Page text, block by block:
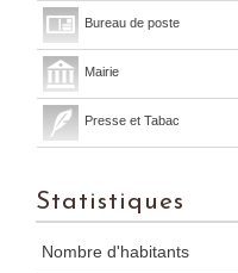
Bureau de poste
Mairie
Presse et Tabac
Statistiques
Nombre d'habitants